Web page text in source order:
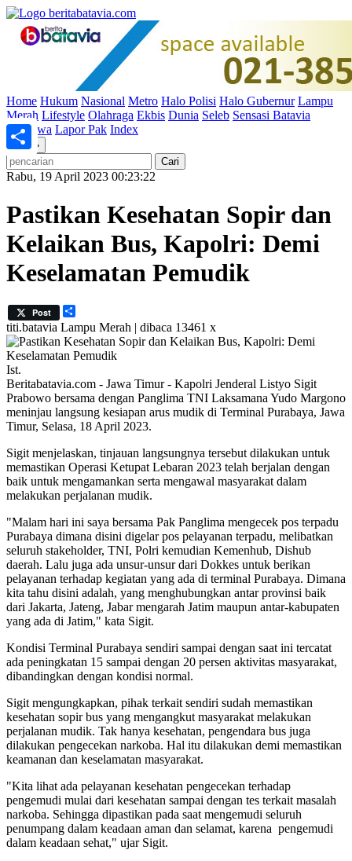
Home Hukum Nasional Metro Halo Polisi Halo Gubernur Lampu
Merah Lifestyle Olahraga Ekbis Dunia Seleb Sensasi Batavia
Peristiwa Lapor Pak Index
»
Rabu, 19 April 2023 00:23:22
Pastikan Kesehatan Sopir dan
Kelaikan Bus, Kapolri: Demi
Keselamatan Pemudik
Post
titi.batavia Lampu Merah | dibaca 13461 x
Ist.
Beritabatavia.com - Jawa Timur - Kapolri Jenderal Listyo Sigit
Prabowo bersama dengan Panglima TNI Laksamana Yudo Margono
meninjau langsung kesiapan arus mudik di Terminal Purabaya, Jawa
Timur, Selasa, 18 April 2023.
Sigit menjelaskan, tinjauan langsungnya tersebut dilakukan untuk
memastikan Operasi Ketupat Lebaran 2023 telah berjalan dengan
baik untuk mengamankan serta mengawal masyarakat dalam
melakukan perjalanan mudik.
"Malam hari ini saya bersama Pak Panglima mengecek pos terpadu
Purabaya dimana disini digelar pos pelayanan terpadu, melibatkan
seluruh stakeholder, TNI, Polri kemudian Kemenhub, Dishub
daerah. Lalu juga ada unsur-unsur dari Dokkes untuk berikan
pelayanan terhadap kegiatan yang ada di terminal Purabaya. Dimana
kita tahu disini adalah, yang menghubungkan antar provinsi baik
dari Jakarta, Jateng, Jabar mengarah Jatim maupun antar-kabupaten
yang ada di Jatim," kata Sigit.
Kondisi Terminal Purabaya sendiri sampai dengan saat ini tercatat
ada peningkatan 15 sampai dengan 20 persen aktivitas masyarakat,
dibandingkan dengan kondisi normal.
Sigit mengungkapkan, pihak terkait sendiri sudah memastikan
kesehatan sopir bus yang mengangkut masyarakat melakukan
perjalanan mudik. Tak hanya kesehatan, pengendara bus juga
dilakukan pengecekan narkoba. Hal itu dilakukan demi memastikan
keamanan dan keselamatan masyarakat.
"Kita lihat ada pelayanan kesehatan pengecekan terhadap
pengemudi mulai dari kesehatan sampai dengan tes terkait masalah
narkoba. Sehingga dipastikan pada saat mengemudi seluruh
penumpang dalam keadaan aman dan selamat, karena pengemudi
dalam keadaan sehat," ujar Sigit.
Share